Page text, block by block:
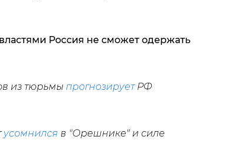
Россия не сможет одержать
из тюрьмы прогнозируетРФ
усомнился в "Орешнике" и силе